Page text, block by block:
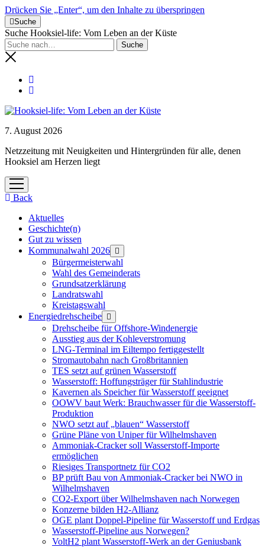
Drücken Sie „Enter“, um den Inhalte zu überspringen
Suche
Suche Hooksiel-life: Vom Leben an der Küste
7. August 2026
Netzzeitung mit Neuigkeiten und Hintergründen für alle, denen
Hooksiel am Herzen liegt
Menü
öffnen
Back
Aktuelles
Geschichte(n)
Gut zu wissen
Kommunalwahl 2026 Menü
öffnen
Bürgermeisterwahl
Wahl des Gemeinderats
Grundsatzerklärung
Landratswahl
Kreistagswahl
Energiedrehscheibe Menü
öffnen
Drehscheibe für Offshore-Windenergie
Ausstieg aus der Kohleverstromung
LNG-Terminal im Eiltempo fertiggestellt
Stromautobahn nach Großbritannien
TES setzt auf grünen Wasserstoff
Wasserstoff: Hoffungsträger für Stahlindustrie
Kavernen als Speicher für Wasserstoff geeignet
OOWV baut Werk: Brauchwasser für die Wasserstoff-
Produktion
NWO setzt auf „blauen“ Wasserstoff
Grüne Pläne von Uniper für Wilhelmshaven
Ammoniak-Cracker soll Wasserstoff-Importe
ermöglichen
Riesiges Transportnetz für CO2
BP prüft Bau von Ammoniak-Cracker bei NWO in
Wilhelmshaven
CO2-Export über Wilhelmshaven nach Norwegen
Konzerne bilden H2-Allianz
OGE plant Doppel-Pipeline für Wasserstoff und Erdgas
Wasserstoff-Pipeline aus Norwegen?
VoltH2 plant Wasserstoff-Werk an der Geniusbank